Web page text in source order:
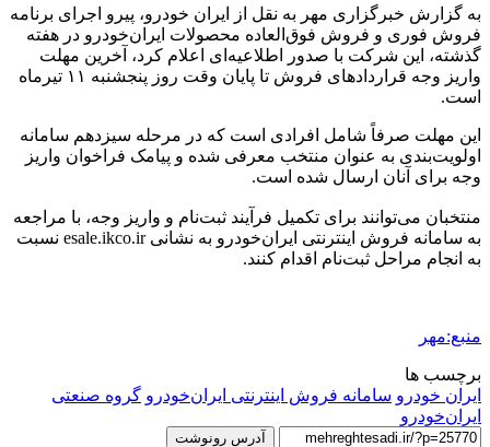
به گزارش خبرگزاری مهر به نقل از ایران خودرو، پیرو اجرای برنامه
فروش فوری و فروش فوق‌العاده محصولات ایران‌خودرو در هفته
گذشته، این شرکت با صدور اطلاعیه‌ای اعلام کرد، آخرین مهلت
واریز وجه قراردادهای فروش تا پایان وقت روز پنجشنبه ۱۱ تیرماه
است.
این مهلت صرفاً شامل افرادی است که در مرحله سیزدهم سامانه
اولویت‌بندی به عنوان منتخب معرفی شده و پیامک فراخوان واریز
وجه برای آنان ارسال شده است.
منتخبان می‌توانند برای تکمیل فرآیند ثبت‌نام و واریز وجه، با مراجعه
به سامانه فروش اینترنتی ایران‌خودرو به نشانی esale.ikco.ir نسبت
به انجام مراحل ثبت‌نام اقدام کنند.
منبع:مهر
برچسب ها
ایران خودرو سامانه فروش اینترنتی ایران‌خودرو گروه صنعتی
ایران‌خودرو
آدرس رونوشت